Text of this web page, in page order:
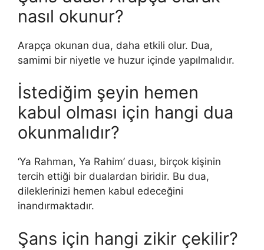
nasıl okunur?
Arapça okunan dua, daha etkili olur. Dua,
samimi bir niyetle ve huzur içinde yapılmalıdır.
İstediğim şeyin hemen
kabul olması için hangi dua
okunmalıdır?
‘Ya Rahman, Ya Rahim’ duası, birçok kişinin
tercih ettiği bir dualardan biridir. Bu dua,
dileklerinizi hemen kabul edeceğini
inandırmaktadır.
Şans için hangi zikir çekilir?